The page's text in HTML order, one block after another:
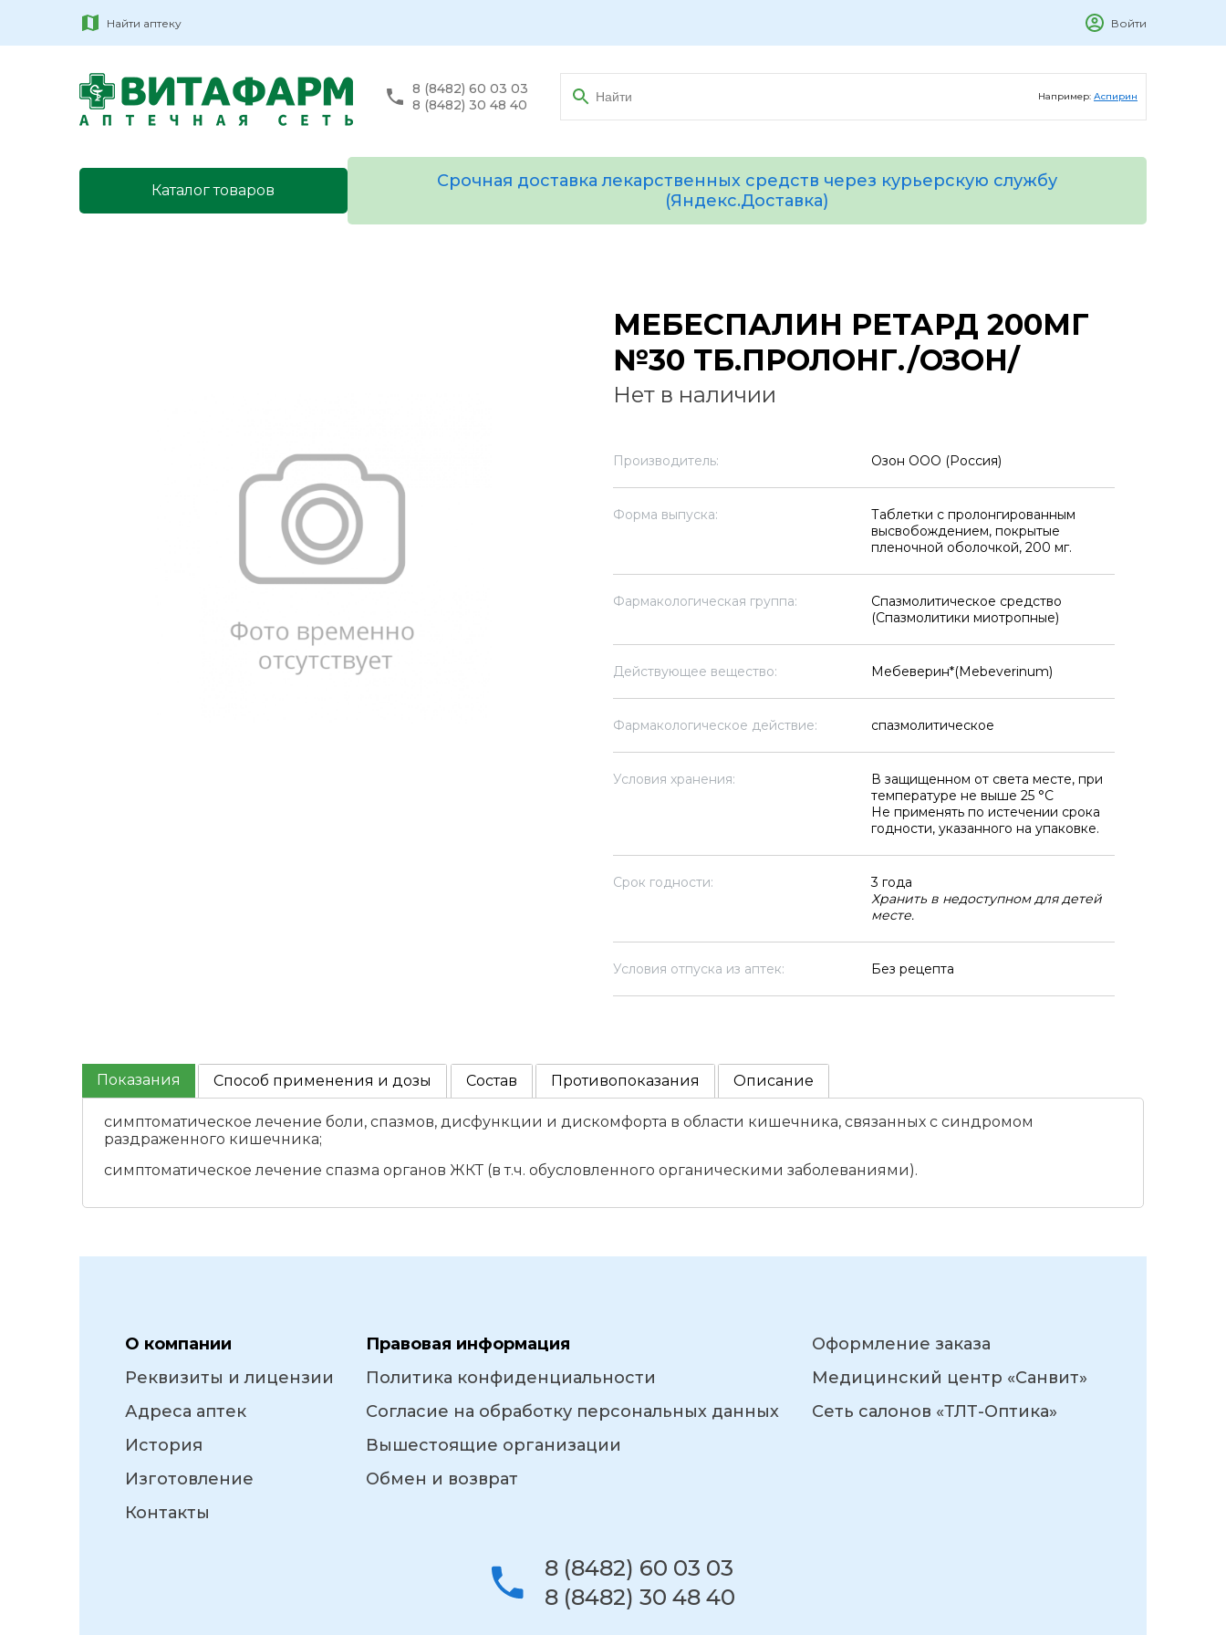
Найти аптеку Войти
8 (8482) 60 03 03
8 (8482) 30 48 40
Например: Аспирин
Каталог товаров
Срочная доставка лекарственных средств через курьерскую службу
(Яндекс.Доставка)
МЕБЕСПАЛИН РЕТАРД 200МГ
№30 ТБ.ПРОЛОНГ./ОЗОН/
Нет в наличии
Производитель: Озон ООО (Россия)
Форма выпуска:
Таблетки с пролонгированным
высвобождением, покрытые
пленочной оболочкой, 200 мг.
Фармакологическая группа:
Спазмолитическое средство
(Спазмолитики миотропные)
Действующее вещество: Мебеверин*(Mebeverinum)
Фармакологическое действие: спазмолитическое
Условия хранения:
В защищенном от света месте, при
температуре не выше 25 °C
Не применять по истечении срока
годности, указанного на упаковке.
Срок годности:
3 года
Хранить в недоступном для детей
месте.
Условия отпуска из аптек: Без рецепта
Показания Способ применения и дозы Состав Противопоказания Описание
симптоматическое лечение боли, спазмов, дисфункции и дискомфорта в области кишечника, связанных с синдромом
раздраженного кишечника;
симптоматическое лечение спазма органов ЖКТ (в т.ч. обусловленного органическими заболеваниями).
О компании
Реквизиты и лицензии
Адреса аптек
История
Изготовление
Контакты
Правовая информация
Политика конфиденциальности
Согласие на обработку персональных данных
Вышестоящие организации
Обмен и возврат
Оформление заказа
Медицинский центр «Санвит»
Сеть салонов «ТЛТ-Оптика»
8 (8482) 60 03 03
8 (8482) 30 48 40